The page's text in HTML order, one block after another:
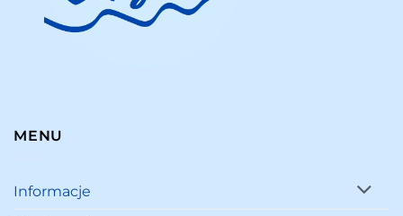
MENU
Informacje